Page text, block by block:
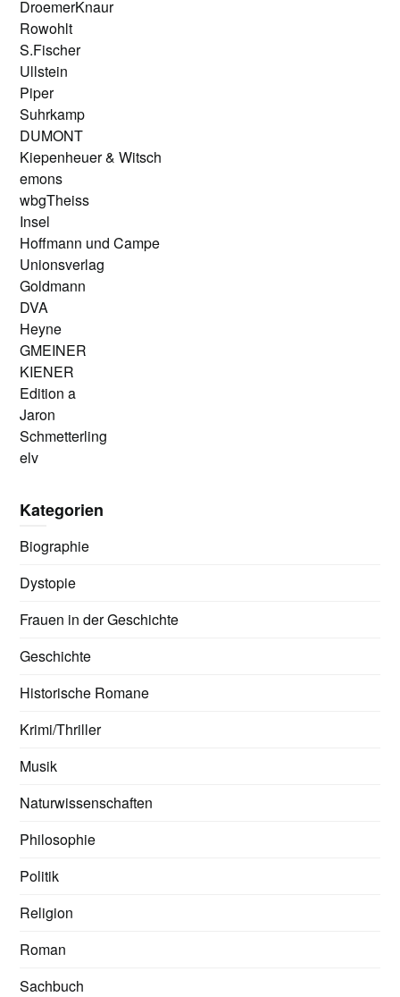
DroemerKnaur
Rowohlt
S.Fischer
Ullstein
Piper
Suhrkamp
DUMONT
Kiepenheuer & Witsch
emons
wbgTheiss
Insel
Hoffmann und Campe
Unionsverlag
Goldmann
DVA
Heyne
GMEINER
KIENER
Edition a
Jaron
Schmetterling
elv
Kategorien
Biographie
Dystopie
Frauen in der Geschichte
Geschichte
Historische Romane
Krimi/Thriller
Musik
Naturwissenschaften
Philosophie
Politik
Religion
Roman
Sachbuch